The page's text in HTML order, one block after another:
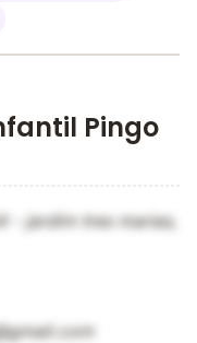
Pingo
- jardim tres marias,